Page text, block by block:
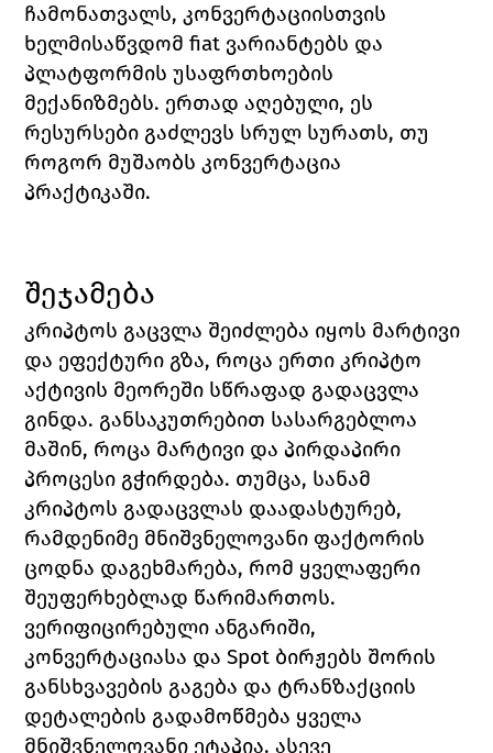
ჩამონათვალს, კონვერტაციისთვის
ხელმისაწვდომ fiat ვარიანტებს და
პლატფორმის უსაფრთხოების
მექანიზმებს. ერთად აღებული, ეს
რესურსები გაძლევს სრულ სურათს, თუ
როგორ მუშაობს კონვერტაცია
პრაქტიკაში.
შეჯამება
კრიპტოს გაცვლა შეიძლება იყოს მარტივი
და ეფექტური გზა, როცა ერთი კრიპტო
აქტივის მეორეში სწრაფად გადაცვლა
გინდა. განსაკუთრებით სასარგებლოა
მაშინ, როცა მარტივი და პირდაპირი
პროცესი გჭირდება. თუმცა, სანამ
კრიპტოს გადაცვლას დაადასტურებ,
რამდენიმე მნიშვნელოვანი ფაქტორის
ცოდნა დაგეხმარება, რომ ყველაფერი
შეუფერხებლად წარიმართოს.
ვერიფიცირებული ანგარიში,
კონვერტაციასა და Spot ბირჟებს შორის
განსხვავების გაგება და ტრანზაქციის
დეტალების გადამოწმება ყველა
მნიშვნელოვანი ეტაპია. ასევე